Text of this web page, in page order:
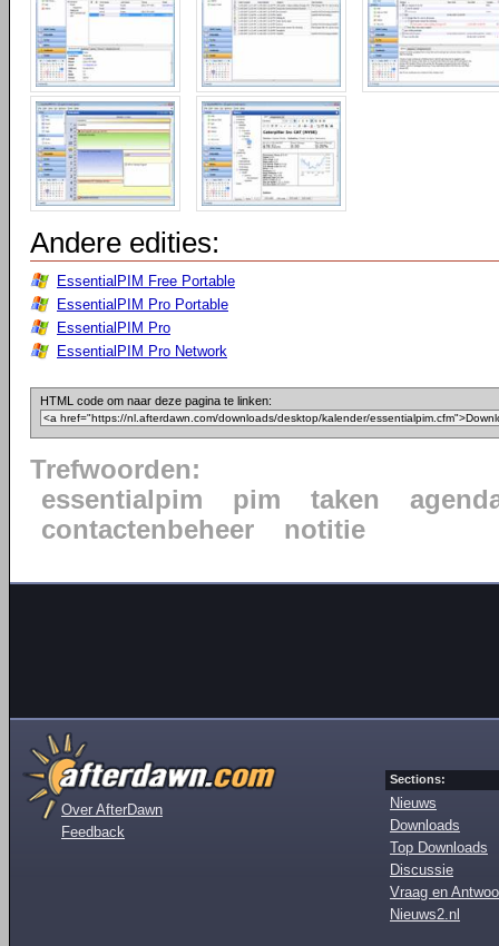
Andere edities:
EssentialPIM Free Portable
EssentialPIM Pro Portable
EssentialPIM Pro
EssentialPIM Pro Network
HTML code om naar deze pagina te linken:
Trefwoorden:
essentialpim
pim taken
contactenbeheer
notitie
Over AfterDawn
Feedback
Sections:
Nieuws
Downloads
Top Downloads
Discussie
Vraag en
Nieuws2.nl